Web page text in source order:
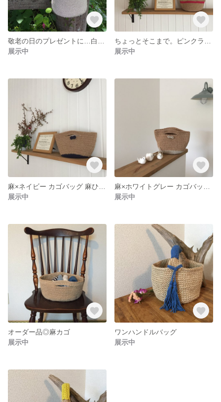
展示中
展示中
展示中
展示中
オーダー品◎麻カゴ
展示中
ワンハンドルバッグ
展示中